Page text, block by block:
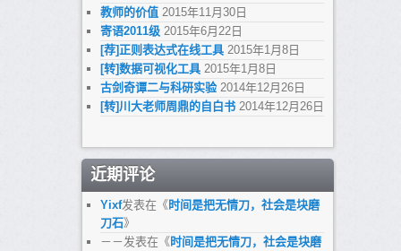
教师的价值 2015年11月30日
寄语2011级 2015年6月22日
[荐]正则表达式在线工具 2015年1月8日
[转]数据可视化工具 2015年1月8日
古剑奇谭二与科研实验 2014年12月26日
[转]川大老师周鼎的自白书 2014年12月26日
近期评论
Yixf发表在《 时间是把无情刀，社会是块磨
刀石》
－－发表在《 时间是把无情刀，社会是块磨